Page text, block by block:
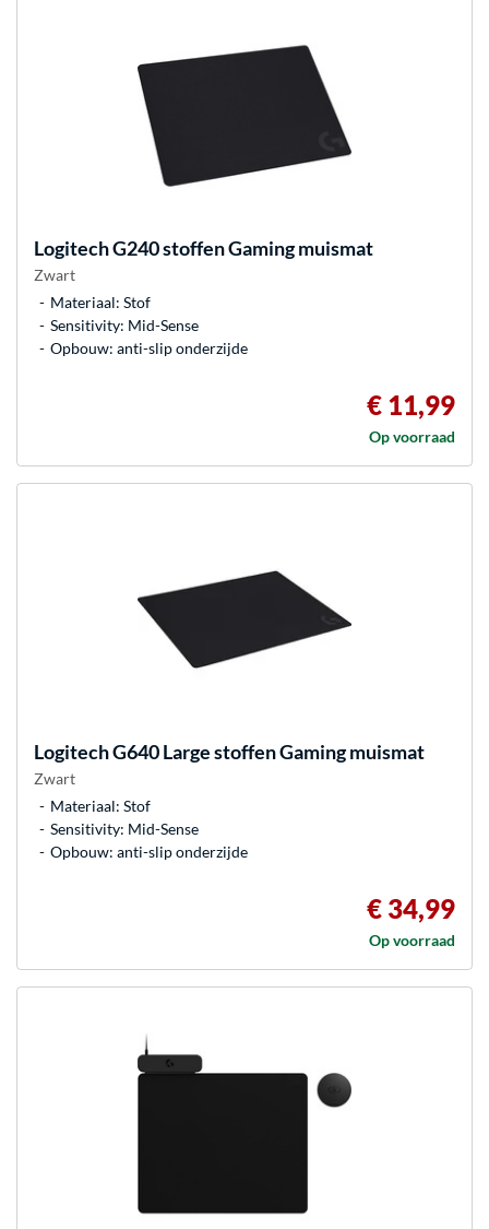
LogitechG240 stoffen Gaming muismat
Zwart
Materiaal: Stof
Sensitivity: Mid-Sense
Opbouw: anti-slip onderzijde
€ 11,99
Op voorraad
LogitechG640 Large stoffen Gaming muismat
Zwart
Materiaal: Stof
Sensitivity: Mid-Sense
Opbouw: anti-slip onderzijde
€ 34,99
Op voorraad